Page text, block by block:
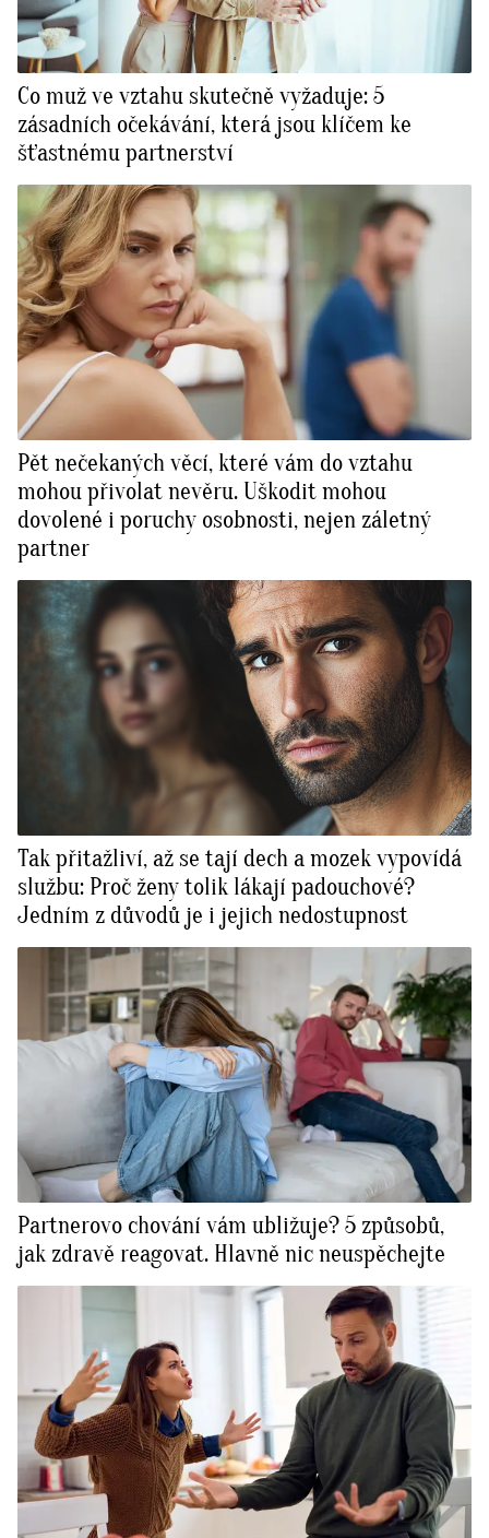
Co muž ve vztahu skutečně vyžaduje: 5
zásadních očekávání, která jsou klíčem ke
šťastnému partnerství
Pět nečekaných věcí, které vám do vztahu
mohou přivolat nevěru. Uškodit mohou
dovolené i poruchy osobnosti, nejen záletný
partner
Tak přitažliví, až se tají dech a mozek vypovídá
službu: Proč ženy tolik lákají padouchové?
Jedním z důvodů je i jejich nedostupnost
Partnerovo chování vám ubližuje? 5 způsobů,
jak zdravě reagovat. Hlavně nic neuspěchejte